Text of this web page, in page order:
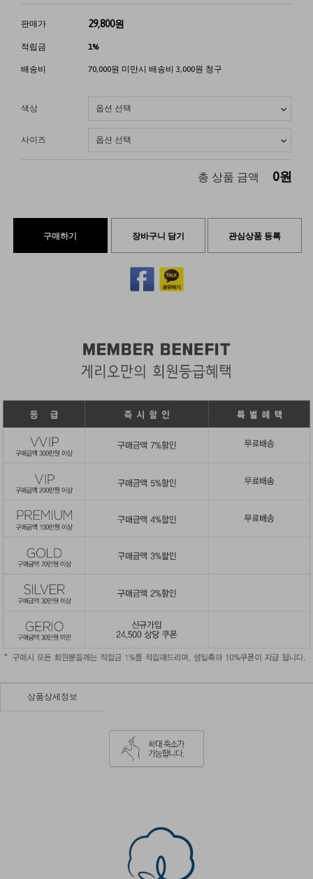
판매가 29,800원
적립금 1%
배송비 70,000원 미만시 배송비 3,000원 청구
색상
사이즈
총 상품 금액 0원
구매하기 장바구니 담기 관심상품 등록
상품상세정보